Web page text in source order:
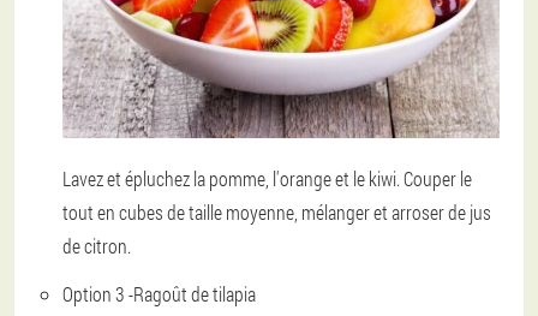
Lavez et épluchez la pomme, l'orange et le kiwi. Couper le
tout en cubes de taille moyenne, mélanger et arroser de jus
de citron.
Option 3 -Ragoût de tilapia